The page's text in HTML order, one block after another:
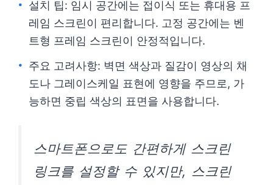
설치 팁: 임시 공간에는 접이식 또는 휴대용 프
레임 스크린이 편리합니다. 고정 공간에는 벤
트형 프레임 스크린이 안정적입니다.
주요 고려사항: 벽면 색상과 질감이 영상의 채
도나 그레이스케일 표현에 영향을 주므로, 가
능하면 중립 색상의 표면을 사용합니다.
스마트폰으로도 간편하게 스크린
링크를 설정할 수 있지만, 스크린